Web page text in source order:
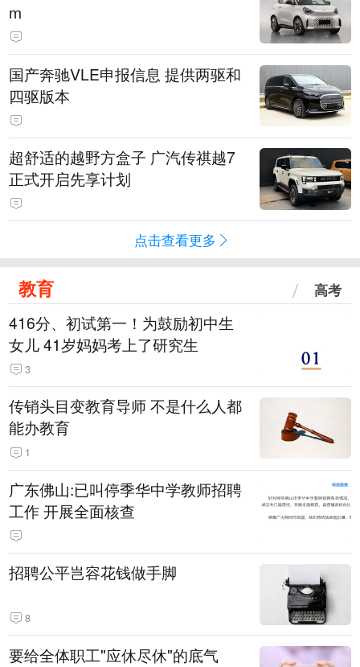
m
国产奔驰VLE申报信息 提供两驱和
四驱版本
超舒适的越野方盒子 广汽传祺越7
正式开启先享计划
点击查看更多
教育 高考
416分、初试第一！为鼓励初中生
女儿 41岁妈妈考上了研究生
3
传销头目变教育导师 不是什么人都
能办教育
1
广东佛山:已叫停季华中学教师招聘
工作 开展全面核查
招聘公平岂容花钱做手脚
8
要给全体职工"应休尽休"的底气